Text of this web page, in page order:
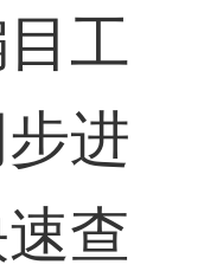
工
进
查